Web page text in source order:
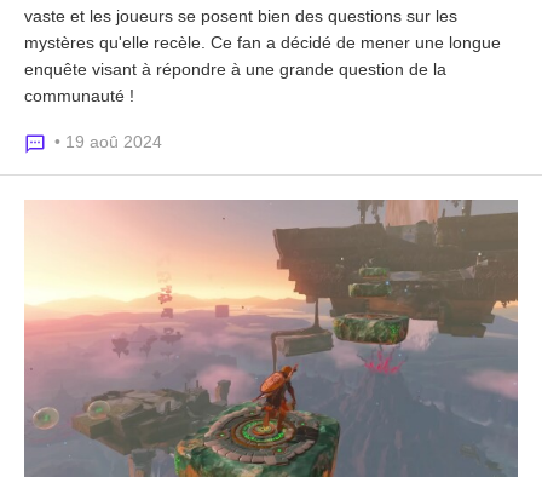
vaste et les joueurs se posent bien des questions sur les
mystères qu'elle recèle. Ce fan a décidé de mener une longue
enquête visant à répondre à une grande question de la
communauté !
• 19 aoû 2024